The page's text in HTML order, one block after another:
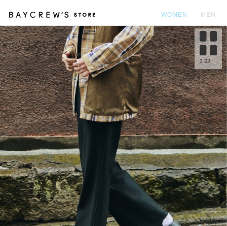
WOMEN MEN
1 22